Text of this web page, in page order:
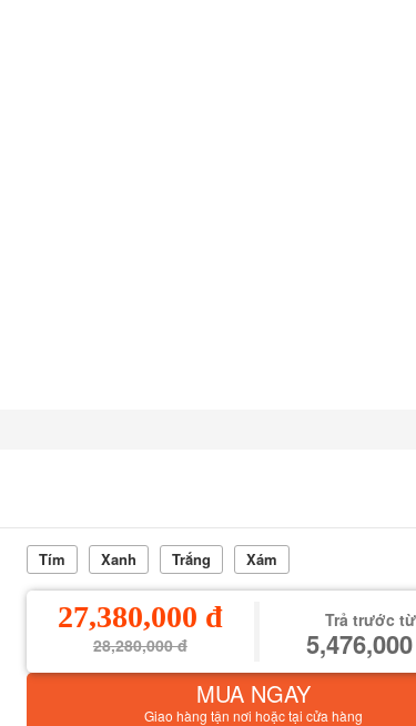
Tím Xanh Trắng Xám
27,380,000 đ
28,280,000 đ
Trả trước từ
MUA NGAY
Giao hàng tận nơi hoặc tại cửa hàng